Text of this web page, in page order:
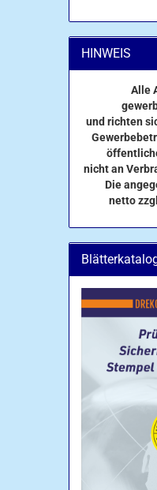
HINWEIS
Alle
und richten
nicht an
Die
netto